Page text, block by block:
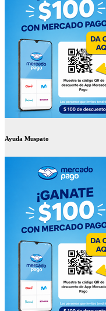
Ayuda Muspato